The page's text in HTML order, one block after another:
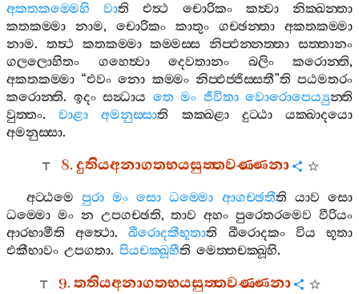
අකතකම‍්මෙහි
වාති එත්‍ථ චොරිකං කත්‍වා
නික‍්ඛන‍්තා
කතකම‍්මා
නාම, චොරිකං කාතුං ගච‍්ඡන‍්තා
අකතකම‍්මා
නාම. තත්‍ථ කතකම‍්මා කම‍්මස‍්ස නිප‍්ඵන‍්නත‍්තා සත‍්තානං
ගලලොහිතං
ගහෙත්‍වා දෙවතානං බලිං කරොන‍්ති,
අකතකම‍්මා “එවං නො කම‍්මං නිප‍්ඵජ‍්ජිස‍්සතී”ති පඨමතරං
කරොන‍්ති. ඉදං සන්‍ධාය තෙ මං ජීවිතා වොරොපෙය්‍යුන‍්ති
වුත‍්තං.වාළා අමනුස‍්සාති කක‍්ඛළා දුට‍්ඨා
යක‍්ඛාදයො
අමනුස‍්සා.
8.දුතියඅනාගතභයසුත‍්තවණ‍්ණනා
අට‍්ඨමෙ පුරා මං සො ධම‍්මො ආගච‍්ඡතීති යාව සො
ධම‍්මො මං න උපගච‍්ඡති,තාව අහං පුරෙතරමෙව වීරියං
ආරභාමීති
අත්‍ථො.ඛීරොදකීභූතාති ඛීරොදකං විය
භූතා
එකීභාවං උපගතා. පියචක‍්ඛූහීති මෙත‍්තචක‍්ඛූහි.
9.තතියඅනාගතභයසුත‍්තවණ‍්ණනා